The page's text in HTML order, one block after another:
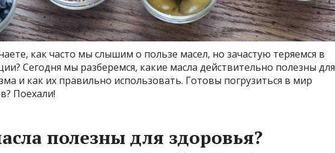
как часто мы слышим о пользе масел, но зачастую теряемся в
Сегодня мы разберемся, какие масла действительно полезны для
и как их правильно использовать. Готовы погрузиться в мир
Поехали!
полезны для здоровья?